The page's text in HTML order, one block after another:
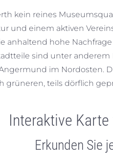
kein reines
und einem aktiven
anhaltend hohe
sind unter
im Nordosten.
grüneren, teils dörflich
Interaktive
Erkunden Sie